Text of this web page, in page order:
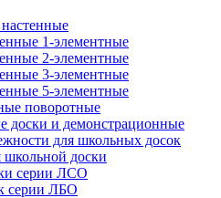
1-элементные
2-элементные
3-элементные
5-элементные
поворотные
доски и демонстрационные
для школьных досок
доски
серии ЛСО
серии ЛБО